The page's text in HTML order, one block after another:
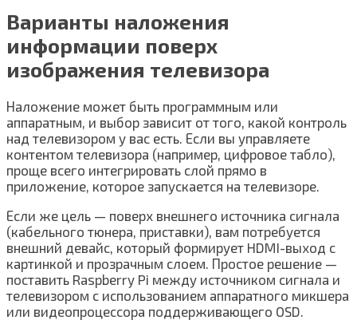
Варианты наложения
информации поверх
изображения телевизора
Наложение может быть программным или
аппаратным, и выбор зависит от того, какой контроль
над телевизором у вас есть. Если вы управляете
контентом телевизора (например, цифровое табло),
проще всего интегрировать слой прямо в
приложение, которое запускается на телевизоре.
Если же цель — поверх внешнего источника сигнала
(кабельного тюнера, приставки), вам потребуется
внешний девайс, который формирует HDMI-выход с
картинкой и прозрачным слоем. Простое решение —
поставить Raspberry Pi между источником сигнала и
телевизором с использованием аппаратного микшера
или видеопроцессора поддерживающего OSD.